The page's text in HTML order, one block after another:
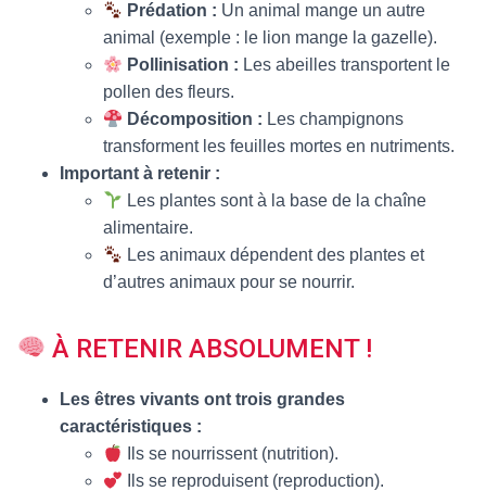
Prédation : Un animal mange un autre
animal (exemple : le lion mange la gazelle).
Pollinisation : Les abeilles transportent le
pollen des fleurs.
Décomposition : Les champignons
transforment les feuilles mortes en nutriments.
Important à retenir :
Les plantes sont à la base de la chaîne
alimentaire.
Les animaux dépendent des plantes et
d’autres animaux pour se nourrir.
À RETENIR ABSOLUMENT !
Les êtres vivants ont trois grandes
caractéristiques :
Ils se nourrissent (nutrition).
Ils se reproduisent (reproduction).